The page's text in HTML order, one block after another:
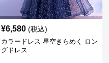
¥6,580 (税込)
カラードレス 星空きらめく ロン
グドレス